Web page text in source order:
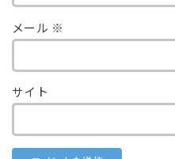
メール ※
サイト